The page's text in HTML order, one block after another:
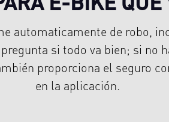
automaticamente de robo,
si todo va bien; si no
proporciona el seguro
en la aplicación.